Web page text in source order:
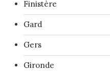
Finistère
Gard
Gers
Gironde